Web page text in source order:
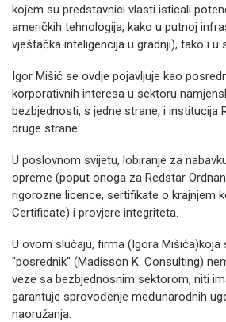
kojem su predstavnici vlasti isticali
američkih tehnologija, kako u putnoj
vještačka inteligencija u gradnji), tako i u
Igor Mišić se ovdje pojavljuje kao
korporativnih interesa u sektoru
bezbjednosti, s jedne strane, i institucija
druge strane.
U poslovnom svijetu, lobiranje za
opreme (poput onoga za Redstar
rigorozne licence, sertifikate o krajnjem
Certificate) i provjere integriteta.
U ovom slučaju, firma (Igora Mišića)koja
"posrednik" (Madisson K. Consulting)
veze sa bezbjednosnim sektorom, niti
garantuje sprovođenje međunarodnih
naoružanja.